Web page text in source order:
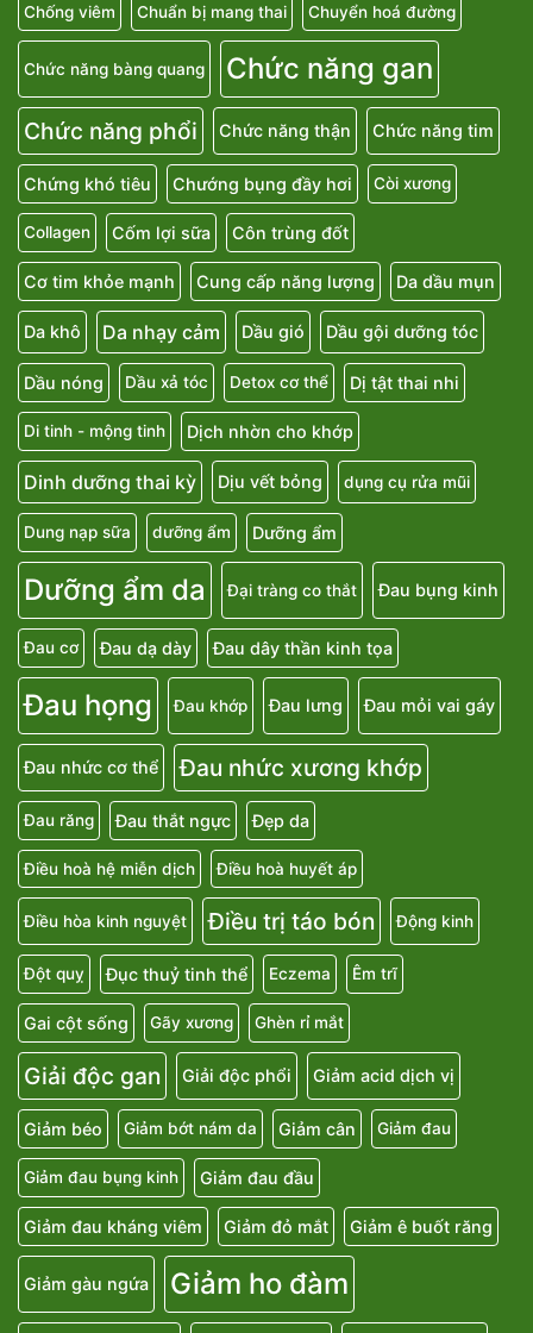
Chống viêm Chuẩn bị mang thai Chuyển hoá đường
Chức năng bàng quang Chức năng gan
Chức năng phổi Chức năng thận Chức năng tim
Chứng khó tiêu Chướng bụng đầy hơi Còi xương
Collagen Cốm lợi sữa Côn trùng đốt
Cơ tim khỏe mạnh Cung cấp năng lượng Da dầu mụn
Da khô Da nhạy cảm Dầu gió Dầu gội dưỡng tóc
Dầu nóng Dầu xả tóc Detox cơ thể Dị tật thai nhi
Di tinh - mộng tinh Dịch nhờn cho khớp
Dinh dưỡng thai kỳ Dịu vết bỏng dụng cụ rửa mũi
Dung nạp sữa dưỡng ẩm Dưỡng ẩm
Dưỡng ẩm da Đại tràng co thắt Đau bụng kinh
Đau cơ Đau dạ dày Đau dây thần kinh tọa
Đau họng Đau khớp Đau lưng Đau mỏi vai gáy
Đau nhức cơ thể Đau nhức xương khớp
Đau răng Đau thắt ngực Đẹp da
Điều hoà hệ miễn dịch Điều hoà huyết áp
Điều hòa kinh nguyệt Điều trị táo bón Động kinh
Đột quỵ Đục thuỷ tinh thể Eczema Êm trĩ
Gai cột sống Gãy xương Ghèn rỉ mắt
Giải độc gan Giải độc phổi Giảm acid dịch vị
Giảm béo Giảm bớt nám da Giảm cân Giảm đau
Giảm đau bụng kinh Giảm đau đầu
Giảm đau kháng viêm Giảm đỏ mắt Giảm ê buốt răng
Giảm gàu ngứa Giảm ho đàm